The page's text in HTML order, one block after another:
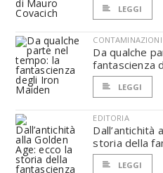
LEGGI
CONTAMINAZIONI
Da qualche
fantascienza
LEGGI
EDITORIA
Dall’antichità
storia della
LEGGI